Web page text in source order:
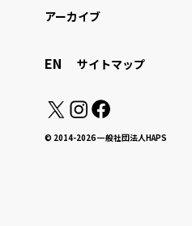
アーカイブ
EN サイトマップ
© 2014-2026 一般社団法人HAPS